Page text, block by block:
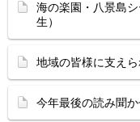
海の楽園・八景島
生）
地域の皆様に支え
今年最後の読み聞か